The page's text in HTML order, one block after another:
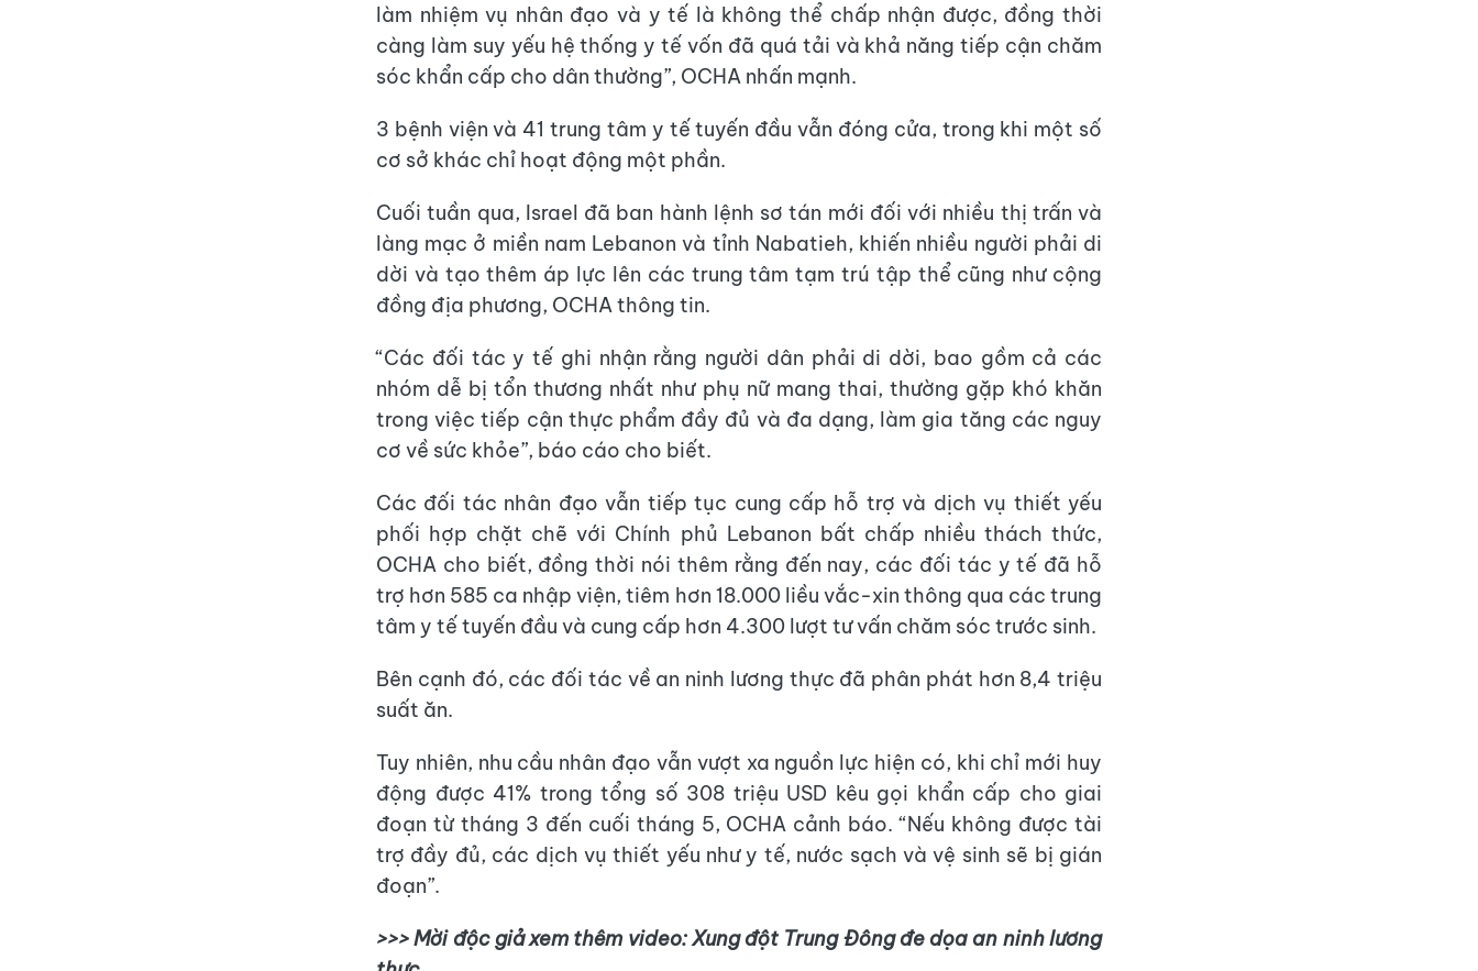
làm nhiệm vụ nhân đạo và y tế là không thể chấp nhận được, đồng thời
càng làm suy yếu hệ thống y tế vốn đã quá tải và khả năng tiếp cận chăm
sóc khẩn cấp cho dân thường”, OCHA nhấn mạnh.
3 bệnh viện và 41 trung tâm y tế tuyến đầu vẫn đóng cửa, trong khi một số
cơ sở khác chỉ hoạt động một phần.
Cuối tuần qua, Israel đã ban hành lệnh sơ tán mới đối với nhiều thị trấn và
làng mạc ở miền nam Lebanon và tỉnh Nabatieh, khiến nhiều người phải di
dời và tạo thêm áp lực lên các trung tâm tạm trú tập thể cũng như cộng
đồng địa phương, OCHA thông tin.
“Các đối tác y tế ghi nhận rằng người dân phải di dời, bao gồm cả các
nhóm dễ bị tổn thương nhất như phụ nữ mang thai, thường gặp khó khăn
trong việc tiếp cận thực phẩm đầy đủ và đa dạng, làm gia tăng các nguy
cơ về sức khỏe”, báo cáo cho biết.
Các đối tác nhân đạo vẫn tiếp tục cung cấp hỗ trợ và dịch vụ thiết yếu
phối hợp chặt chẽ với Chính phủ Lebanon bất chấp nhiều thách thức,
OCHA cho biết, đồng thời nói thêm rằng đến nay, các đối tác y tế đã hỗ
trợ hơn 585 ca nhập viện, tiêm hơn 18.000 liều vắc-xin thông qua các trung
tâm y tế tuyến đầu và cung cấp hơn 4.300 lượt tư vấn chăm sóc trước sinh.
Bên cạnh đó, các đối tác về an ninh lương thực đã phân phát hơn 8,4 triệu
suất ăn.
Tuy nhiên, nhu cầu nhân đạo vẫn vượt xa nguồn lực hiện có, khi chỉ mới huy
động được 41% trong tổng số 308 triệu USD kêu gọi khẩn cấp cho giai
đoạn từ tháng 3 đến cuối tháng 5, OCHA cảnh báo. “Nếu không được tài
trợ đầy đủ, các dịch vụ thiết yếu như y tế, nước sạch và vệ sinh sẽ bị gián
đoạn”.
>>> Mời độc giả xem thêm video: Xung đột Trung Đông đe dọa an ninh lương